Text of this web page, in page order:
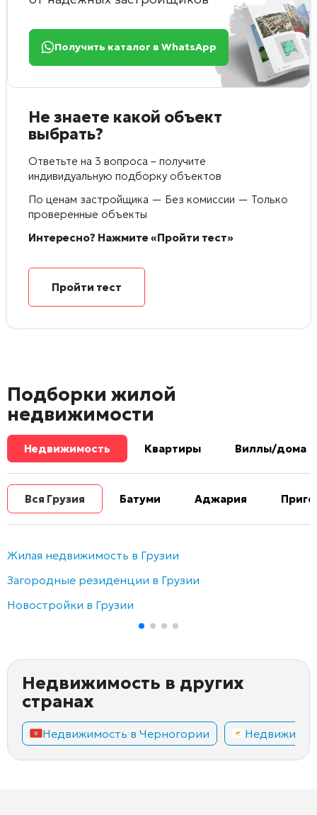
Получить каталог в WhatsApp
Не знаете какой объект
выбрать?
Ответьте на 3 вопроса – получите
индивидуальную подборку объектов
По ценам застройщика — Без комиссии — Только
проверенные объекты
Интересно? Нажмите «Пройти тест»
Пройти тест
Подборки жилой
недвижимости
Недвижимость Квартиры Виллы/дома
Вся Грузия Батуми Аджария
Жилая недвижимость в Грузии
Загородные резиденции в Грузии
Новостройки в Грузии
Недвижимость в других
странах
Недвижимость в Черногории